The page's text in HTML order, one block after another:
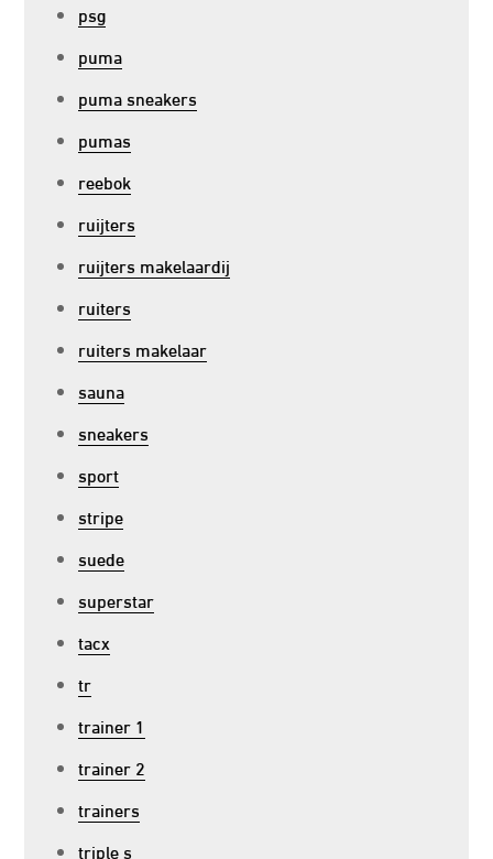
psg
puma
puma sneakers
pumas
reebok
ruijters
ruijters makelaardij
ruiters
ruiters makelaar
sauna
sneakers
sport
stripe
suede
superstar
tacx
tr
trainer 1
trainer 2
trainers
triple s